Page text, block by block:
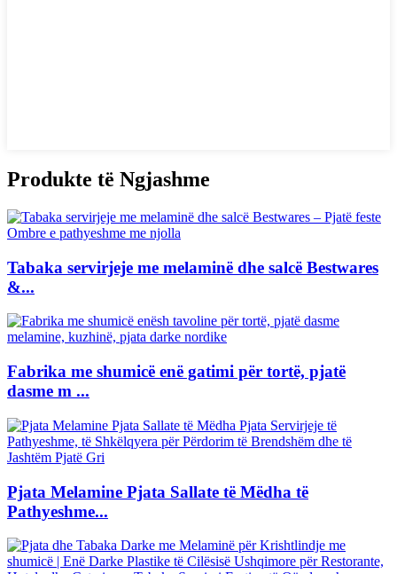
Produkte të Ngjashme
Tabaka servirjeje me melaminë dhe salcë Bestwares
&...
Fabrika me shumicë enë gatimi për tortë, pjatë
dasme m ...
Pjata Melamine Pjata Sallate të Mëdha të
Pathyeshme...